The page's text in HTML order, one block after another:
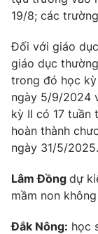
19/8; các
Đối với giáo
giáo dục
trong đó học
ngày 5/9/2024
kỳ II có 17
hoàn thành
ngày 31/5/2025.
Lâm Đồng dự
mầm non
Đắk Nông: học